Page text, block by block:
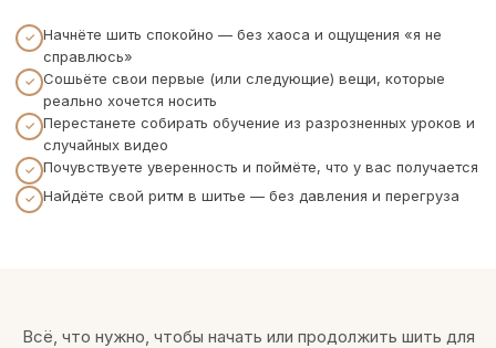
Начнёте шить спокойно — без хаоса и ощущения «я не
справлюсь»
Сошьёте свои первые (или следующие) вещи, которые
реально хочется носить
Перестанете собирать обучение из разрозненных уроков и
случайных видео
Почувствуете уверенность и поймёте, что у вас получается
Найдёте свой ритм в шитье — без давления и перегруза
Всё, что нужно, чтобы начать или продолжить шить для